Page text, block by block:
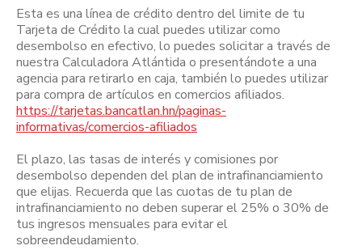
Esta es una línea de crédito dentro del limite de tu
Tarjeta de Crédito la cual puedes utilizar como
desembolso en efectivo, lo puedes solicitar a través de
nuestra Calculadora Atlántida o presentándote a una
agencia para retirarlo en caja, también lo puedes utilizar
para compra de artículos en comercios afiliados.
https://tarjetas.bancatlan.hn/paginas-
informativas/comercios-afiliados
El plazo, las tasas de interés y comisiones por
desembolso dependen del plan de intrafinanciamiento
que elijas. Recuerda que las cuotas de tu plan de
intrafinanciamiento no deben superar el 25% o 30% de
tus ingresos mensuales para evitar el
sobreendeudamiento.